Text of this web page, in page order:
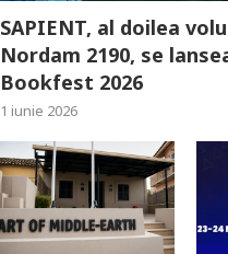
SAPIENT, al doilea
Nordam 2190, se
Bookfest 2026
1 iunie 2026